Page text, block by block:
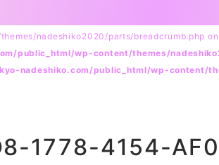
nadeshiko2020/parts/breadcrumb.php
public_html/wp-content/themes/
nadeshiko.com/public_html/wp-content/
1778-4154-